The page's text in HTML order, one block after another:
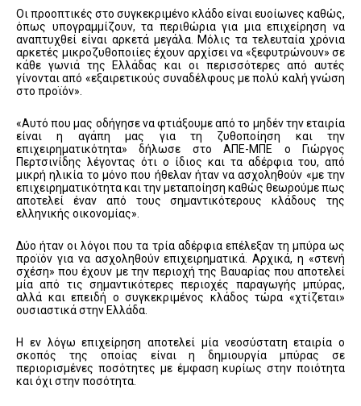
Οι προοπτικές στο συγκεκριμένο κλάδο είναι ευοίωνες καθώς,
όπως υπογραμμίζουν, τα περιθώρια για μια επιχείρηση να
αναπτυχθεί είναι αρκετά μεγάλα. Μόλις τα τελευταία χρόνια
αρκετές μικροζυθοποιίες έχουν αρχίσει να «ξεφυτρώνουν» σε
κάθε γωνιά της Ελλάδας και οι περισσότερες από αυτές
γίνονται από «εξαιρετικούς συναδέλφους με πολύ καλή γνώση
στο προϊόν».
«Αυτό που μας οδήγησε να φτιάξουμε από το μηδέν την εταιρία
είναι η αγάπη μας για τη ζυθοποίηση και την
επιχειρηματικότητα» δήλωσε στο ΑΠΕ-ΜΠΕ ο Γιώργος
Περτσινίδης λέγοντας ότι ο ίδιος και τα αδέρφια του, από
μικρή ηλικία το μόνο που ήθελαν ήταν να ασχοληθούν «με την
επιχειρηματικότητα και την μεταποίηση καθώς θεωρούμε πως
αποτελεί έναν από τους σημαντικότερους κλάδους της
ελληνικής οικονομίας».
Δύο ήταν οι λόγοι που τα τρία αδέρφια επέλεξαν τη μπύρα ως
προϊόν για να ασχοληθούν επιχειρηματικά. Αρχικά, η «στενή
σχέση» που έχουν με την περιοχή της Βαυαρίας που αποτελεί
μία από τις σημαντικότερες περιοχές παραγωγής μπύρας,
αλλά και επειδή ο συγκεκριμένος κλάδος τώρα «χτίζεται»
ουσιαστικά στην Ελλάδα.
Η εν λόγω επιχείρηση αποτελεί μία νεοσύστατη εταιρία ο
σκοπός της οποίας είναι η δημιουργία μπύρας σε
περιορισμένες ποσότητες με έμφαση κυρίως στην ποιότητα
και όχι στην ποσότητα.